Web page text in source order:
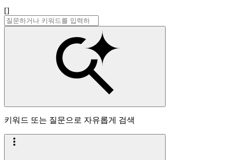
[]
키워드 또는 질문으로 자유롭게 검색